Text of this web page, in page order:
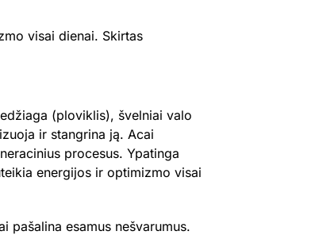
visai dienai. Skirtas
(ploviklis), švelniai valo
ir stangrina ją. Acai
procesus. Ypatinga
energijos ir optimizmo visai
pašalina esamus nešvarumus.